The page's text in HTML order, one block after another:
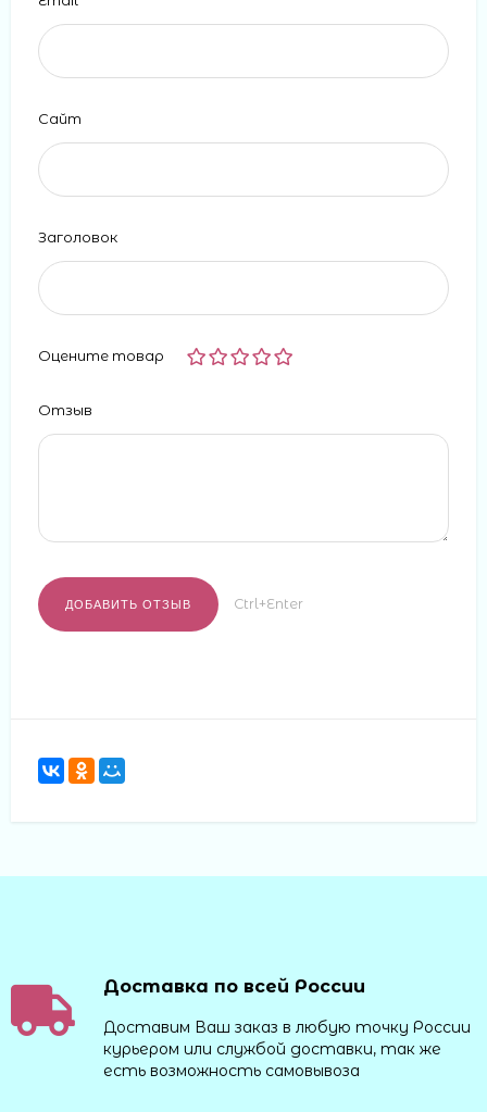
Сайт
Заголовок
Оцените товар
Отзыв
Ctrl+Enter
Доставка по всей России
Доставим Ваш заказ в любую точку России
курьером или службой доставки, так же
есть возможность самовывоза